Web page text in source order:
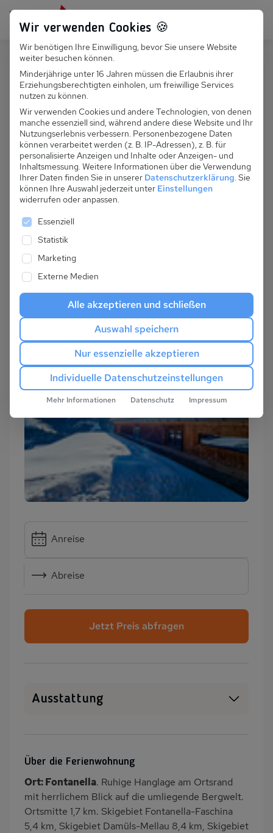
Persönlich für dich da: +49 251 899 050
Suchfeld
Suchen
A 193.005 - Biohütte
Ferienwohnung
Anreise
Abreise
Jetzt Preis abfragen
Ausstattung
Kamin/Kaminofen
Waschmaschine
Terrasse
PKW-Parkplatz
Dusche
Küche
Geschirrspülmaschine
Über die Ferienwohnung
Ort: Fontanella. Ruhige Hanglage am Ortsrand
mit herrlichem Blick auf die umliegende Bergwelt.
Ortsmitte 1,7 km. Skigebiet Fontanella-Faschina
5,4 km, Skigebiet Damüls-Mellau 8,4 km, Skigebiet
Wir verwenden Cookies 🍪
Wir benötigen Ihre Einwilligung, bevor Sie unsere Website
weiter besuchen können.
Minderjährige unter 16 Jahren müssen die Erlaubnis ihrer
Erziehungsberechtigten einholen, um freiwillige Services
nutzen zu können.
Wir verwenden Cookies und andere Technologien, von denen
manche essenziell sind, während andere diese Website und Ihr
Nutzungserlebnis verbessern. Personenbezogene Daten
können verarbeitet werden (z. B. IP-Adressen), z. B. für
personalisierte Anzeigen und Inhalte oder Anzeigen- und
Inhaltsmessung. Weitere Informationen über die Verwendung
Ihrer Daten finden Sie in unserer Datenschutzerklärung. Sie
können Ihre Auswahl jederzeit unter Einstellungen
widerrufen oder anpassen.
Es folgt eine Liste der Service-Gruppen, für die
Essenziell
Statistik
Marketing
Externe Medien
Alle akzeptieren und schließen
Auswahl speichern
Nur essenzielle akzeptieren
Individuelle Datenschutzeinstellungen
Mehr Informationen Datenschutz Impressum